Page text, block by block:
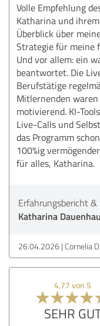
Volle Empfehlung
Katharina und
Überblick über
Strategie für meine
Und vor allem: ein
beantwortet. Die
Berufstätige
Mitlernenden
motivierend. KI-
Live-Calls und
das Programm
100%ig
für alles, Katharina.
Erfahrungsbericht
Katharina
26.04.2026 Cornelia D.
4,77 von 5
SEHR